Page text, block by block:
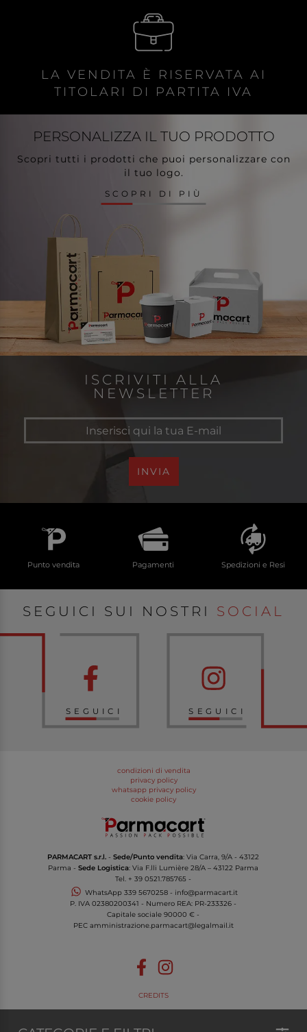
LA VENDITA È RISERVATA AI
TITOLARI DI PARTITA IVA
PERSONALIZZA IL TUO PRODOTTO
Scopri tutti i prodotti che puoi personalizzare con
il tuo logo.
SCOPRI DI PIÙ
ISCRIVITI ALLA
NEWSLETTER
INVIA
Punto vendita Pagamenti Spedizioni e Resi
SEGUICI SUI NOSTRI SOCIAL
SEGUICI SEGUICI
condizioni di vendita
privacy policy
whatsapp privacy policy
cookie policy
PARMACART s.r.l. -Sede/Punto vendita: Via Carra, 9/A - 43122
Parma -Sede Logistica: Via F.lli Lumière 28/A – 43122 Parma
Tel. + 39 0521.785765 -
WhatsApp 339 5670258- info@parmacart.it
P. IVA02380200341 - Numero REA: PR-233326 -
Capitale sociale 90000 € -
PEC amministrazione.parmacart@legalmail.it
CREDITS